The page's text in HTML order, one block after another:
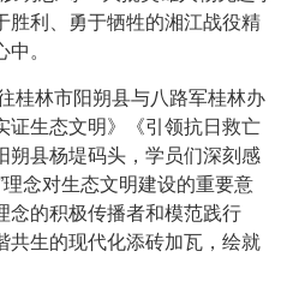
胜利、勇于牺牲的湘江战役精
。
桂林市阳朔县与八路军桂林办
证生态文明》《引领抗日救亡
朔县杨堤码头，学员们深刻感
念对生态文明建设的重要意
念的积极传播者和模范践行
共生的现代化添砖加瓦，绘就